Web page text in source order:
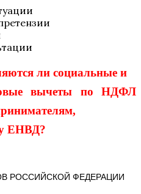
ли социальные и
вычеты по НДФЛ
ЕНВД?
РОССИЙСКОЙ ФЕДЕРАЦИИ